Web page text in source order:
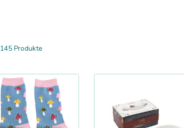
145 Produkte